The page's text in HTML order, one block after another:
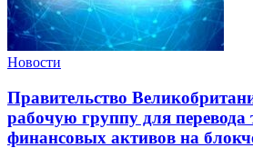
Новости
Правительство
рабочую группу для
финансовых активов на